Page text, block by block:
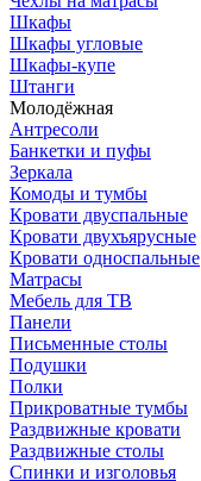
Шкафы
Шкафы угловые
Шкафы-купе
Штанги
Молодёжная
Антресоли
Банкетки и пуфы
Зеркала
Комоды и тумбы
Кровати двуспальные
Кровати двухъярусные
Кровати односпальные
Матрасы
Мебель для ТВ
Панели
Письменные столы
Подушки
Полки
Прикроватные тумбы
Раздвижные кровати
Раздвижные столы
Спинки и изголовья